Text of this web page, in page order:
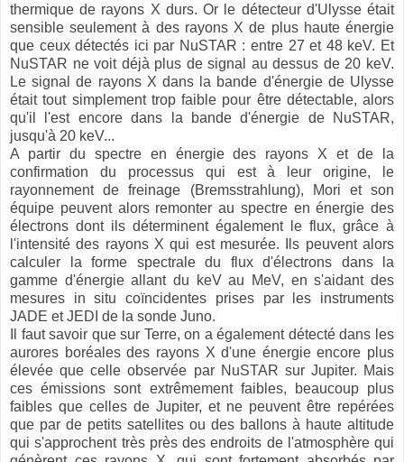
thermique de rayons X durs. Or le détecteur d'Ulysse était
sensible seulement à des rayons X de plus haute énergie
que ceux détectés ici par NuSTAR : entre 27 et 48 keV. Et
NuSTAR ne voit déjà plus de signal au dessus de 20 keV.
Le signal de rayons X dans la bande d'énergie de Ulysse
était tout simplement trop faible pour être détectable, alors
qu'il l'est encore dans la bande d'énergie de NuSTAR,
jusqu'à 20 keV...
A partir du spectre en énergie des rayons X et de la
confirmation du processus qui est à leur origine, le
rayonnement de freinage (Bremsstrahlung), Mori et son
équipe peuvent alors remonter au spectre en énergie des
électrons dont ils déterminent également le flux, grâce à
l'intensité des rayons X qui est mesurée. Ils peuvent alors
calculer la forme spectrale du flux d'électrons dans la
gamme d'énergie allant du keV au MeV, en s'aidant des
mesures in situ coïncidentes prises par les instruments
JADE et JEDI de la sonde Juno.
Il faut savoir que sur Terre, on a également détecté dans les
aurores boréales des rayons X d'une énergie encore plus
élevée que celle observée par NuSTAR sur Jupiter. Mais
ces émissions sont extrêmement faibles, beaucoup plus
faibles que celles de Jupiter, et ne peuvent être repérées
que par de petits satellites ou des ballons à haute altitude
qui s'approchent très près des endroits de l'atmosphère qui